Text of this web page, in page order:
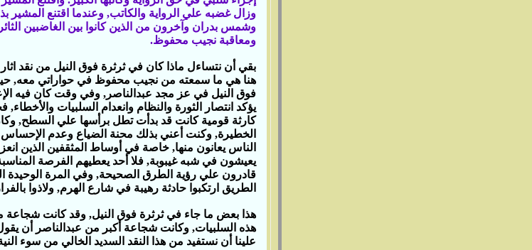
وزال غضبه علي الرواية والكاتب‏,‏ وعندما اقتنع المشير
وشمس بدران وآخرون من الذين كانوا بين الغاضبين
ومعاقبة نجيب محفوظ‏.‏
بقي أن نتساءل ماذا كان في ثرثرة فوق النيل من نقد
هنا هي ما سمعته من نجيب محفوظ في حواراتي معه‏,‏
فوق النيل في عز مجد عبدالناصر‏,‏ وفي وقت كان فيه
يؤكد انتصار الثورة والنظام وانعدام السلبيات والأخطاء‏,‏
كارثة قومية كانت قد بدأت تطل برأسها علي السطح‏,‏ وكان
الخطيرة‏,‏ وكنت أعني بذلك محنة الضياع وعدم الإحساس
الناس يعانون منها‏,‏ خاصة في أوساط المثقفين الذين
يعيشون في شبه غيبوبة‏,‏ فلا أحد يعطيهم الفرصة
قادرون علي رؤية الطرق الصحيحة‏,‏ وفي المرة الوحيدة
الطريق ارتكبوا حادثة رهيبة في شارع الهرم‏,‏ ولاذوا
هذا بعض ما جاء في ثرثرة فوق النيل‏,‏ وقد كانت
هذه السلبيات‏,‏ وكانت شجاعة أكبر من عبدالناصر أن
علينا أن نستفيد من هذا النقد السديد الخالي من سوء